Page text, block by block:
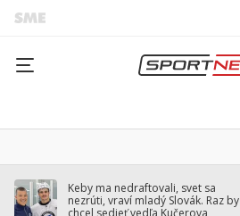
Keby ma nedraftovali, svet sa
nezrúti, vraví mladý Slovák. Raz by
chcel sedieť vedľa Kučerova